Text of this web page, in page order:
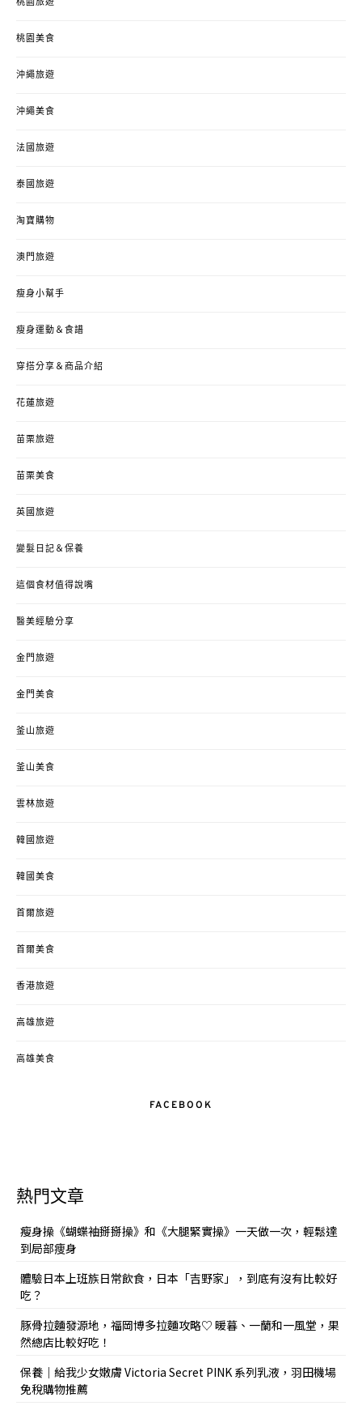
桃園旅遊
桃園美食
沖繩旅遊
沖繩美食
法國旅遊
泰國旅遊
淘寶購物
澳門旅遊
瘦身小幫手
瘦身運動＆食譜
穿搭分享＆商品介紹
花蓮旅遊
苗栗旅遊
苗栗美食
英國旅遊
變髮日記＆保養
這個食材值得說嘴
醫美經驗分享
金門旅遊
金門美食
釜山旅遊
釜山美食
雲林旅遊
韓國旅遊
韓國美食
首爾旅遊
首爾美食
香港旅遊
高雄旅遊
高雄美食
FACEBOOK
熱門文章
瘦身操《蝴蝶袖掰掰操》和《大腿緊實操》一天做一次，輕鬆達
到局部痩身
體驗日本上班族日常飲食，日本「吉野家」，到底有沒有比較好
吃？
豚骨拉麵發源地，福岡博多拉麵攻略♡ 暖暮、一蘭和一風堂，果
然總店比較好吃！
保養｜給我少女嫩膚 Victoria Secret PINK 系列乳液，羽田機場
免稅購物推薦